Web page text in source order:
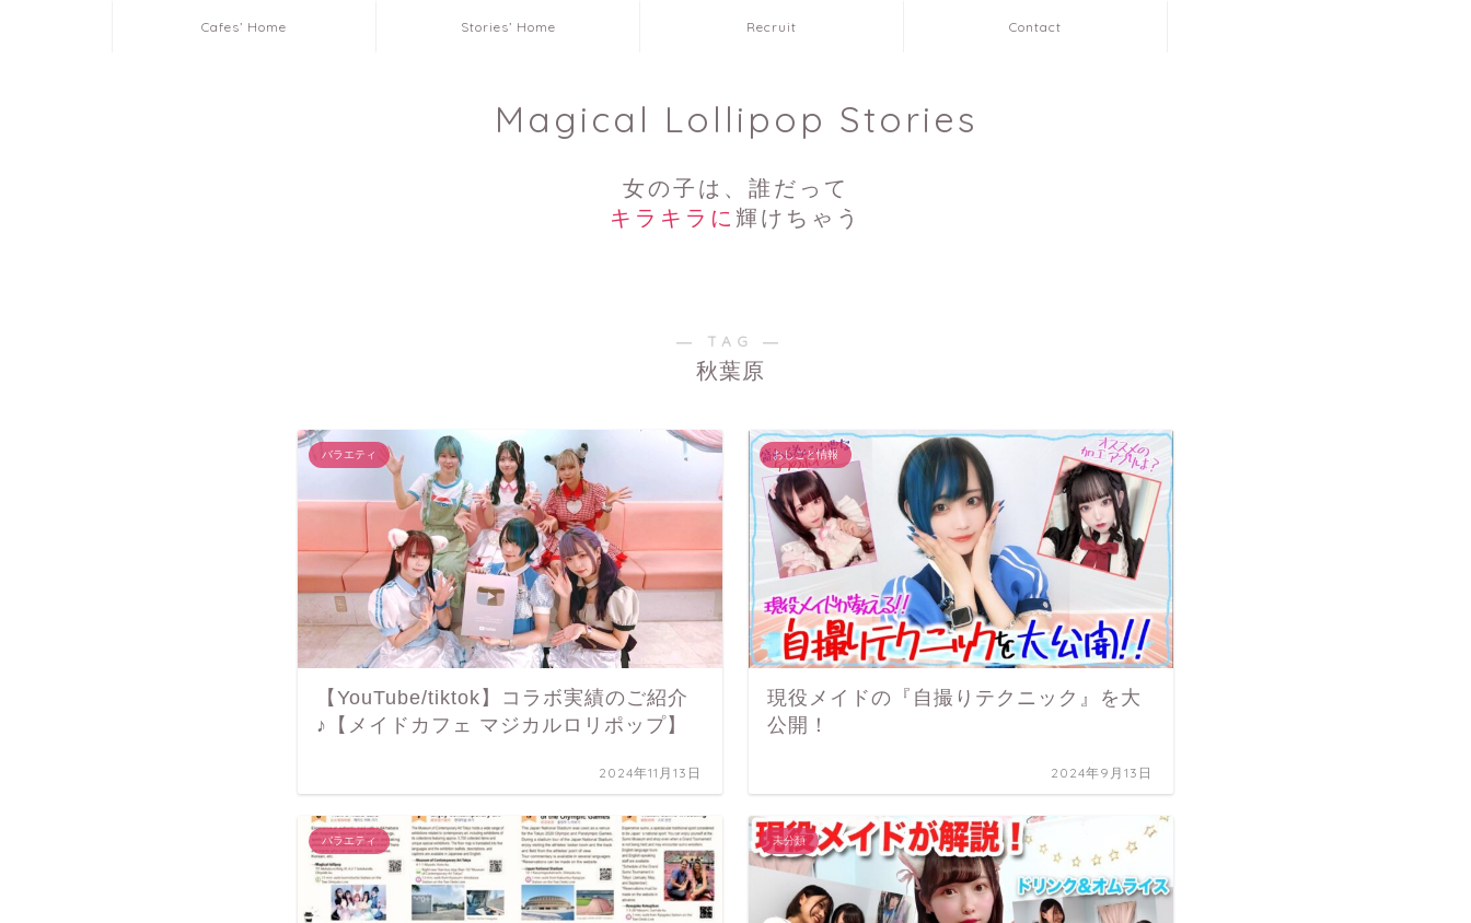
Cafes’ Home Stories’ Home Recruit Contact
Magical Lollipop Stories
女の子は、誰だって
キラキラに 輝けちゃう
― TAG ―
秋葉原
バラエティ
【YouTube/tiktok】コラボ実績のご紹介
♪【メイドカフェ マジカルロリポップ】
2024年11月13日
おしごと情報
現役メイドの『自撮りテクニック』を大
公開！
2024年9月13日
バラエティ 未分類